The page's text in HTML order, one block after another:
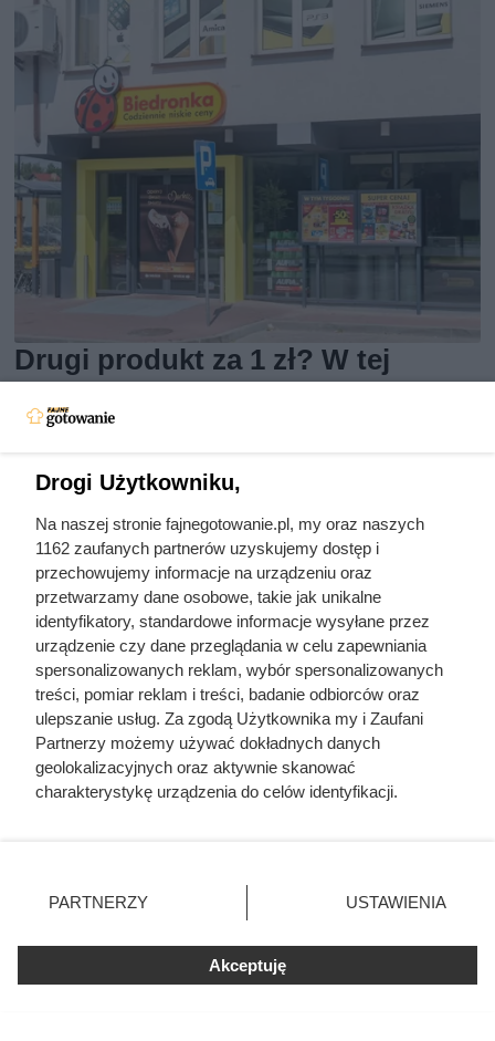
Drugi produkt za 1 zł? W tej
wprowadziła ograniczenie do 4
W Biedronce przez cały tydzień trwa super promocja.
Druga sztuka kosztuje tylko 1 zł, a oprócz tego
zaoszczędzisz nawet do 90%.
Carrefour szaleje z promocjami.
Drogi Użytkowniku,
Na naszej stronie fajnegotowanie.pl, my oraz naszych
1162 zaufanych partnerów uzyskujemy dostęp i
przechowujemy informacje na urządzeniu oraz
przetwarzamy dane osobowe, takie jak unikalne
identyfikatory, standardowe informacje wysyłane przez
urządzenie czy dane przeglądania w celu zapewniania
spersonalizowanych reklam, wybór spersonalizowanych
treści, pomiar reklam i treści, badanie odbiorców oraz
ulepszanie usług. Za zgodą Użytkownika my i Zaufani
Partnerzy możemy używać dokładnych danych
geolokalizacyjnych oraz aktywnie skanować
charakterystykę urządzenia do celów identyfikacji.
zmienić/wycofać klikając przycisk ustawień prywatności
znajdujący się w lewym dolnym rogu strony
rodzaje przetwarzania danych nie wymagają zgody
użytkownika, ale masz prawo sprzeciwić się takiemu
przetwarzaniu. Preferencje będą miały zastosowania tylko
PARTNERZY USTAWIENIA
Akceptuję